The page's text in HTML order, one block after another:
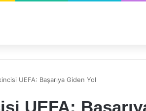
UEFA: Başarıya Giden Yol
UEFA: